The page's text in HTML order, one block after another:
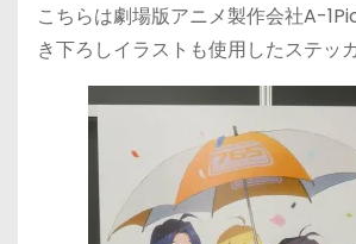
こちらは劇場版アニメ製作会社A-
き下ろしイラストも使用したステッカ